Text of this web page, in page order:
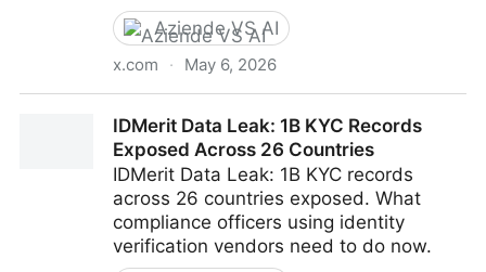
Aziende VS AI
x.com · May 6, 2026
artificiale di ultima generazione per polverizzare
cinque anni di database e backup, lasciando migliaia
di clienti a piedi e trasformando un tranquillo sabato
mattina in un’apocalisse digitale.
https://t.co/kcF36JbE8A
IDMerit Data Leak: 1B KYC Records
Exposed Across 26 Countries
IDMerit Data Leak: 1B KYC records
across 26 countries exposed. What
compliance officers using identity
verification vendors need to do now.